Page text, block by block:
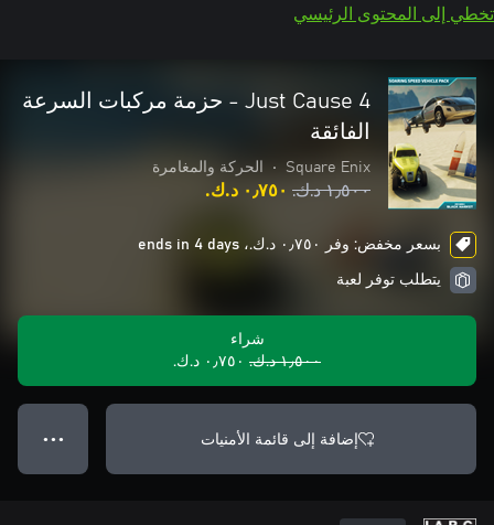
تخطي إلى المحتوى الرئيسي
Just Cause 4 - حزمة مركبات السرعة
الفائقة
Square Enix
• الحركة والمغامرة
١٫٥٠٠ د.ك.‏ ٠٫٧٥٠ د.ك.‏
بسعر مخفض: وفر ٠٫٧٥٠ د.ك.‏، ends in 4 days
يتطلب توفر لعبة
شراء
١٫٥٠٠ د.ك.‏
٠٫٧٥٠ د.ك.‏
إضافة إلى قائمة الأمنيات ● ● ●